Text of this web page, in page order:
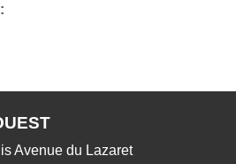
Avenue du Lazaret